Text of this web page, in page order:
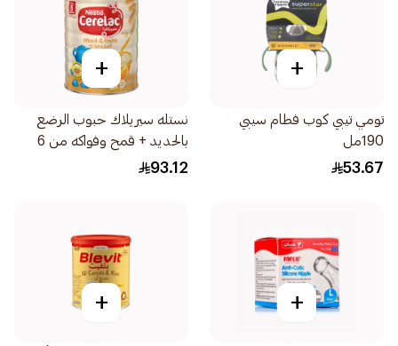
+
تومي تيبي كوب فطام سيبي
190مل
53.67
+
نستله سيريلاك حبوب الرضع
بالحديد + قمح وفواكه من 6
شهور 1كيلو
93.12
+
+